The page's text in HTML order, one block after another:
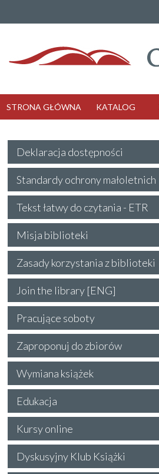
STRONA GŁÓWNA KATALOG
Deklaracja dostępności
Standardy ochrony małoletnich
Tekst łatwy do czytania - ETR
Misja biblioteki
Zasady korzystania z biblioteki
Join the library [ENG]
Pracujące soboty
Zaproponuj do zbiorów
Wymiana książek
Edukacja
Kursy online
Dyskusyjny Klub Książki